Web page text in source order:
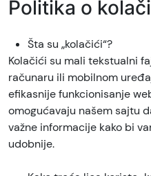
Politika o
Šta su „kolačići“?
Kolačići su mali tekstualni
računaru ili mobilnom
efikasnije funkcionisanje
omogućavaju našem sajtu
važne informacije kako bi
udobnije.